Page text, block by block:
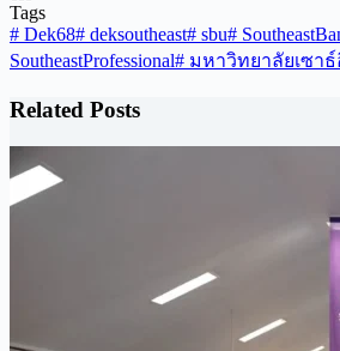
Tags
# Dek68# deksoutheast# sbu#
SoutheastProfessional# มหาวิทยาลัยเซา
Related Posts